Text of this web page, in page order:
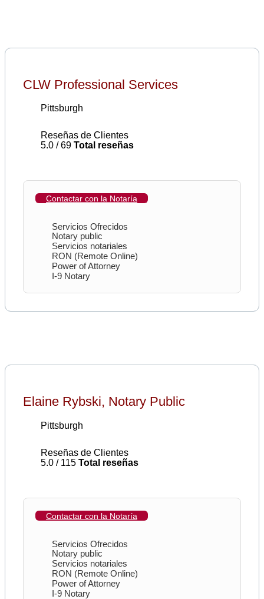
CLW Professional Services
Pittsburgh
Reseñas de Clientes
5.0 / 69 Total reseñas
Contactar con la Notaría
Servicios Ofrecidos
Notary public
Servicios notariales
RON (Remote Online)
Power of Attorney
I-9 Notary
Elaine Rybski, Notary Public
Pittsburgh
Reseñas de Clientes
5.0 / 115 Total reseñas
Contactar con la Notaría
Servicios Ofrecidos
Notary public
Servicios notariales
RON (Remote Online)
Power of Attorney
I-9 Notary